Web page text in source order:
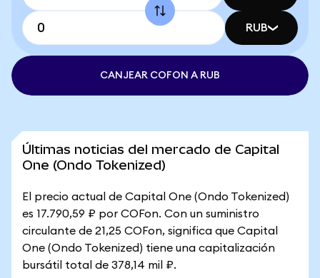
RUB
CANJEAR COFON A RUB
Últimas noticias del mercado de Capital
One (Ondo Tokenized)
El precio actual de Capital One (Ondo Tokenized)
es 17.790,59 ₽ por COFon. Con un suministro
circulante de 21,25 COFon, significa que Capital
One (Ondo Tokenized) tiene una capitalización
bursátil total de 378,14 mil ₽.